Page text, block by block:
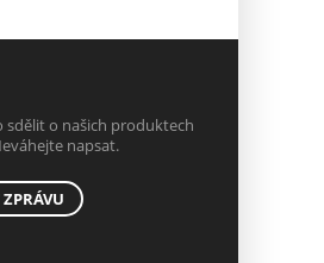
sdělit o našich produktech
napsat.